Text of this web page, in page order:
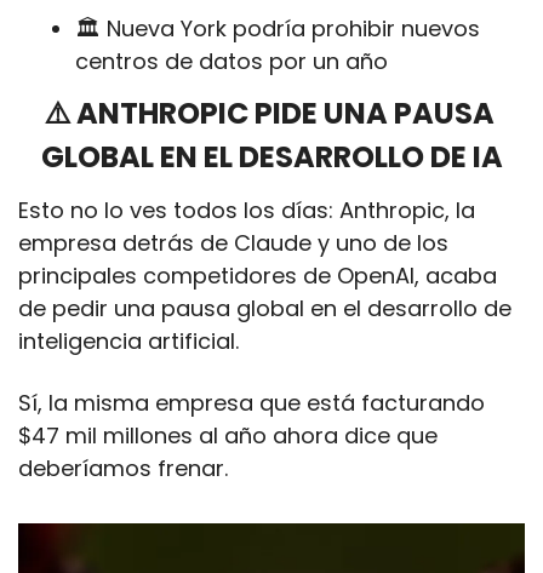
🏛️ Nueva York podría prohibir nuevos
centros de datos por un año
⚠️ ANTHROPIC PIDE UNA PAUSA
GLOBAL EN EL DESARROLLO DE IA
Esto no lo ves todos los días: Anthropic, la
empresa detrás de Claude y uno de los
principales competidores de OpenAI, acaba
de pedir una pausa global en el desarrollo de
inteligencia artificial.
Sí, la misma empresa que está facturando
$47 mil millones al año ahora dice que
deberíamos frenar.